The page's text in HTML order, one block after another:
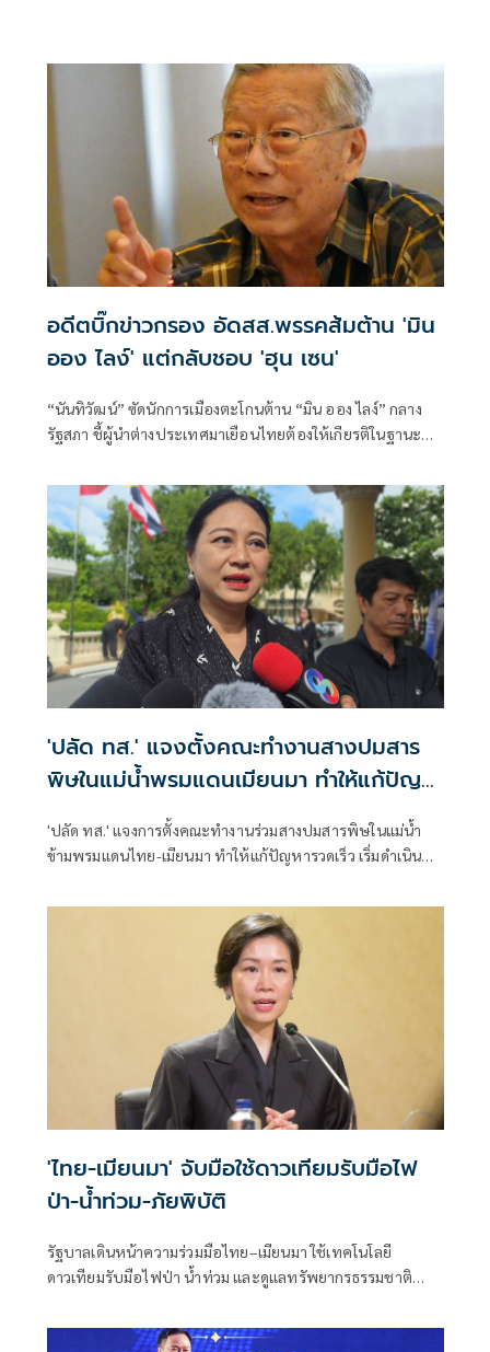
อดีตบิ๊กข่าวกรอง อัดสส.พรรคส้มต้าน 'มิน
ออง ไลง์' แต่กลับชอบ 'ฮุน เซน'
“นันทิวัฒน์” ซัดนักการเมืองตะโกนต้าน “มิน ออง ไลง์” กลาง
รัฐสภา ชี้ผู้นำต่างประเทศมาเยือนไทยต้องให้เกียรติในฐานะ
เมียนมาตามตะวันตก แต่กลับเสนอเปิดด่านเป็นเพื่อนบ้านที่ดี
กับ “ฮุน เซน”
'ปลัด ทส.' แจงตั้งคณะทำงานสางปมสาร
พิษในแม่น้ำพรมแดนเมียนมา ทำให้แก้ปัญหา
'ปลัด ทส.' แจงการตั้งคณะทำงานร่วมสางปมสารพิษในแม่น้ำ
ข้ามพรมแดนไทย-เมียนมา ทำให้แก้ปัญหารวดเร็ว เริ่มดำเนิน
'ไทย-เมียนมา' จับมือใช้ดาวเทียมรับมือไฟ
ป่า-น้ำท่วม-ภัยพิบัติ
รัฐบาลเดินหน้าความร่วมมือไทย–เมียนมา ใช้เทคโนโลยี
ดาวเทียมรับมือไฟป่า น้ำท่วม และดูแลทรัพยากรธรรมชาติ